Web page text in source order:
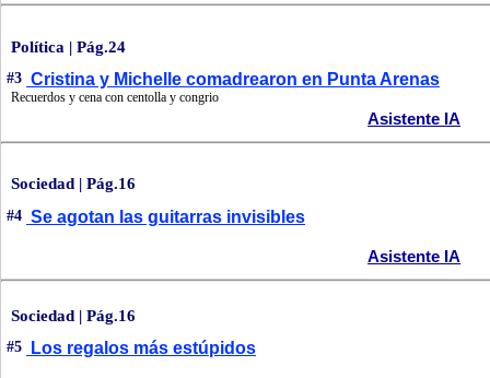
Política | Pág.24
#3 Cristina y Michelle comadrearon en Punta Arenas
Recuerdos y cena con centolla y congrio
Asistente IA
Sociedad | Pág.16
#4 Se agotan las guitarras invisibles
Asistente IA
Sociedad | Pág.16
#5 Los regalos más estúpidos